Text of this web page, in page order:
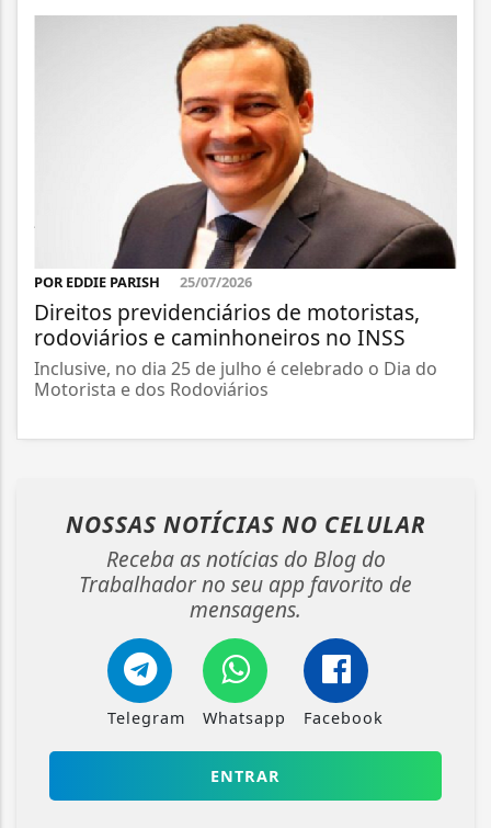
POR EDDIE PARISH 25/07/2026
Direitos previdenciários de motoristas,
rodoviários e caminhoneiros no INSS
Inclusive, no dia 25 de julho é celebrado o Dia do
Motorista e dos Rodoviários
NOSSAS NOTÍCIAS NO CELULAR
Receba as notícias do Blog do
Trabalhador no seu app favorito de
mensagens.
Telegram Whatsapp Facebook
ENTRAR